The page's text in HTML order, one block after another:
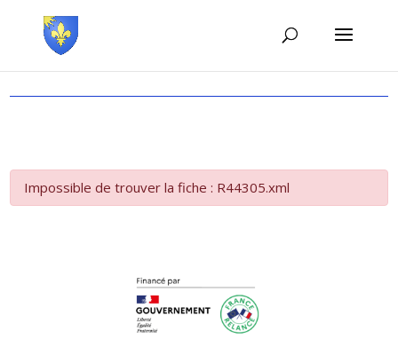
Impossible de trouver la fiche : R44305.xml